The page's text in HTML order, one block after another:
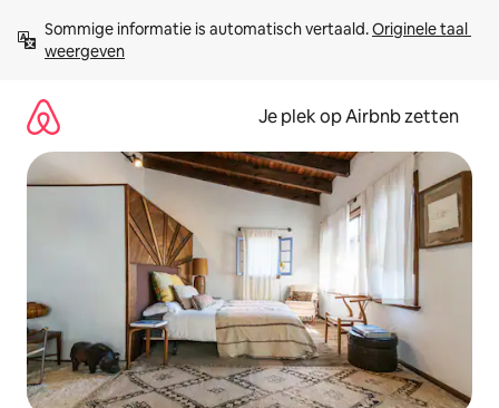
direct
naar
Sommige informatie is automatisch vertaald. Originele taal
weergeven
Je plek op Airbnb zetten